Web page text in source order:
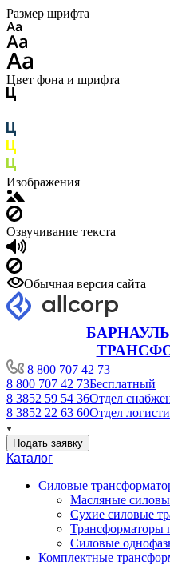
Размер шрифта
Цвет фона и шрифта
Изображения
Озвучивание текста
Обычная версия сайта
8 800 707 42 73
8 800 707 42 73Бесплатный
8 3852 59 54 36Отдел
8 3852 22 63 60Отдел
Подать заявку
Каталог
Силовые
Масляные
Сухие силовые
Трансформаторы
Силовые
Комплектные